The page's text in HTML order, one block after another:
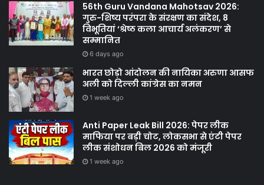
56th Guru Vandana Mahotsav 2026:
गुरु-शिष्य परंपरा के संरक्षण का संदेश, 8
विभूतियां ‘श्रेष्ठ कला आचार्य अलंकरण’ से
सम्मानित
6 days ago
भारत छोड़ो आंदोलन की नायिका अरुणा आसफ
अली को दिल्ली कांग्रेस का नमन
1 week ago
Anti Paper Leak Bill 2026: पेपर लीक
माफिया पर बड़ी चोट, लोकसभा से एंटी पेपर
लीक संशोधन बिल 2026 को मंजूरी
1 week ago